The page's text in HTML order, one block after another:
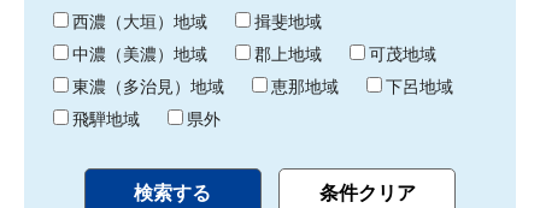
り 西濃（大垣）地域
揖斐地域
中濃（美濃）地域
郡上地域
可茂地域
東濃（多治見）地域
恵那地域
下呂地域
飛騨地域
県外